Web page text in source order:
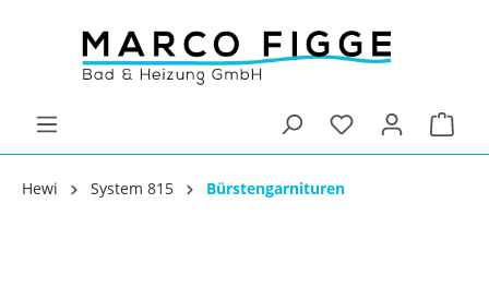
Hewi System 815 Bürstengarnituren